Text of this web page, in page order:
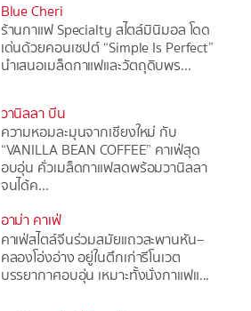
Blue Cheri
ร้านกาแฟ Specialty สไตล์มินิมอล โดด
เด่นด้วยคอนเซปต์ “Simple Is Perfect”
นำเสนอเมล็ดกาแฟและวัตถุดิบพร...
วานิลลา บีน
ความหอมละมุนจากเชียงใหม่ กับ
“VANILLA BEAN COFFEE” คาเฟ่สุด
อบอุ่น คั่วเมล็ดกาแฟสดพร้อมวานิลลา
จนได้ค...
อาม่า คาเฟ่
คาเฟ่สไตล์จีนร่วมสมัยแถวสะพานหัน–
คลองโอ่งอ่าง อยู่ในตึกเก่ารีโนเวต
บรรยากาศอบอุ่น เหมาะทั้งนั่งกาแฟแ...